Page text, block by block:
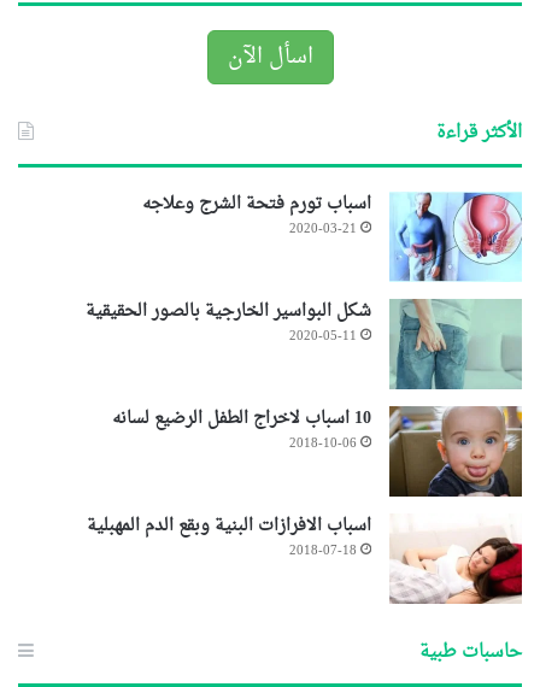
اسأل الآن
الأكثر قراءة
اسباب تورم فتحة الشرج وعلاجه
2020-03-21
شكل البواسير الخارجية بالصور الحقيقية
2020-05-11
10 اسباب لاخراج الطفل الرضيع لسانه
2018-10-06
اسباب الافرازات البنية وبقع الدم المهبلية
2018-07-18
حاسبات طبية